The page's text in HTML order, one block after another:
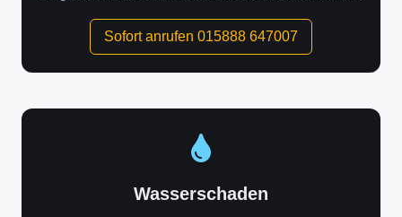
Sofort anrufen 015888 647007
Wasserschaden